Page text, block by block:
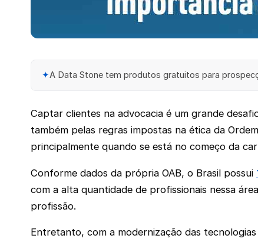
✦A Data Stone tem produtos gratuitos para
Captar clientes na advocacia é um grande
também pelas regras impostas na ética da
principalmente quando se está no começo da
Conforme dados da própria OAB, o Brasil possui
com a alta quantidade de profissionais nessa
profissão.
Entretanto, com a modernização das